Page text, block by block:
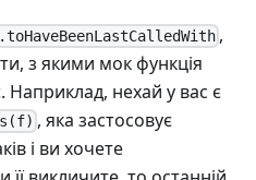
.toHaveBeenLastCalledWith ,
з якими мок функція
Наприклад, нехай у вас є
, яка застосовує
і ви хочете